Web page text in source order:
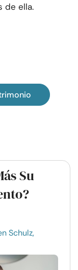
de ella.
Su
Schulz,